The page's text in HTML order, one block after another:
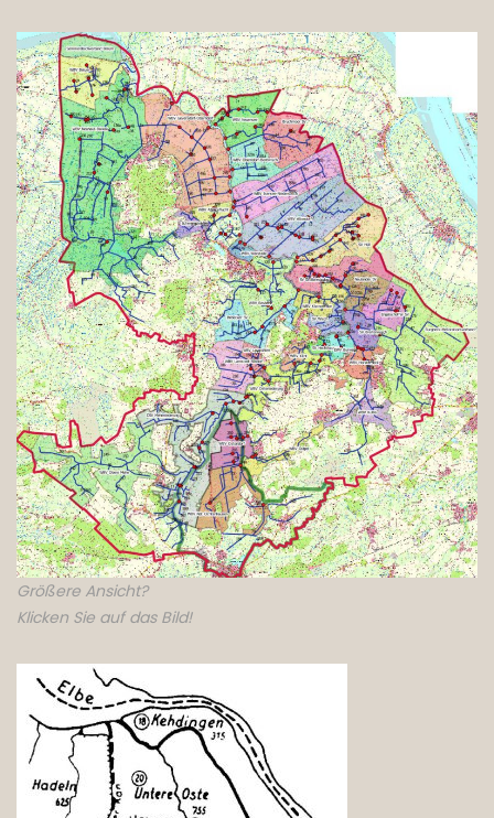
Größere Ansicht?
Klicken Sie auf das Bild!